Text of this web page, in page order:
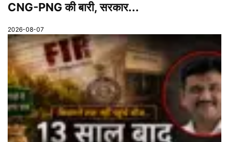
CNG-PNG की बारी, सरकार...
2026-08-07